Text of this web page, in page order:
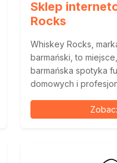
Sklep
Rocks
Whiskey Rocks,
barmański, to
barmańska spotyka
domowych i